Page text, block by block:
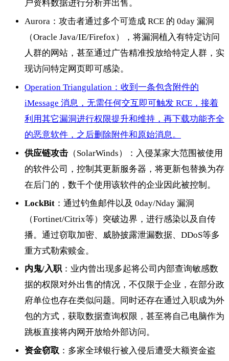
户资料数据进行分析并出售。
Aurora：攻击者通过多个可造成 RCE 的 0day 漏洞
（Oracle Java/IE/Firefox），将漏洞植入有特定访问
人群的网站，甚至通过广告精准投放给特定人群，实
现访问特定网页即可感染。
Operation Triangulation：收到一条包含附件的
iMessage 消息，无需任何交互即可触发 RCE，接着
利用其它漏洞进行权限提升和维持，再下载功能齐全
的恶意软件，之后删除附件和原始消息。
供应链攻击 （SolarWinds）：入侵某家大范围被使用
的软件公司，控制其更新服务器，将更新包替换为存
在后门的，数千个使用该软件的企业因此被控制。
LockBit ：通过钓鱼邮件以及 0day/Nday 漏洞
（Fortinet/Citrix等）突破边界，进行感染以及自传
播。通过窃取加密、威胁披露泄漏数据、DDoS等多
重方式勒索赎金。
内鬼/入职 ：业内曾出现多起将公司内部查询敏感数
据的权限对外出售的情况，不仅限于企业，在部分政
府单位也存在类似问题。同时还存在通过入职成为外
包的方式，获取数据查询权限，甚至将自己电脑作为
跳板直接将内网开放给外部访问。
资金窃取 ：多家全球银行被入侵后遭受大额资金盗